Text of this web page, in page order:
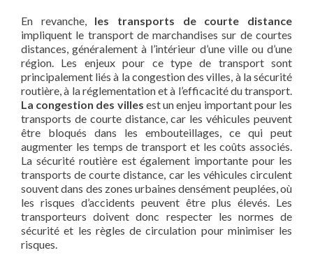
En revanche, les transports de courte distance
impliquent le transport de marchandises sur de courtes
distances, généralement à l’intérieur d’une ville ou d’une
région. Les enjeux pour ce type de transport sont
principalement liés à la congestion des villes, à la sécurité
routière, à la réglementation et à l’efficacité du transport.
La congestion des villes est un enjeu important pour les
transports de courte distance, car les véhicules peuvent
être bloqués dans les embouteillages, ce qui peut
augmenter les temps de transport et les coûts associés.
La sécurité routière est également importante pour les
transports de courte distance, car les véhicules circulent
souvent dans des zones urbaines densément peuplées, où
les risques d’accidents peuvent être plus élevés. Les
transporteurs doivent donc respecter les normes de
sécurité et les règles de circulation pour minimiser les
risques.